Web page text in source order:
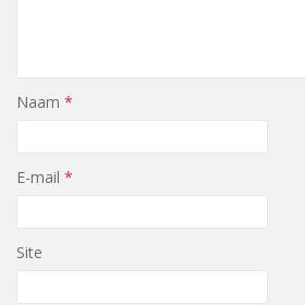
Naam *
E-mail *
Site